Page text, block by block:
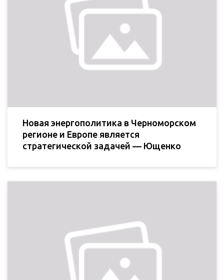
Новая энергополитика в Черноморском
регионе и Европе является
стратегической задачей — Ющенко